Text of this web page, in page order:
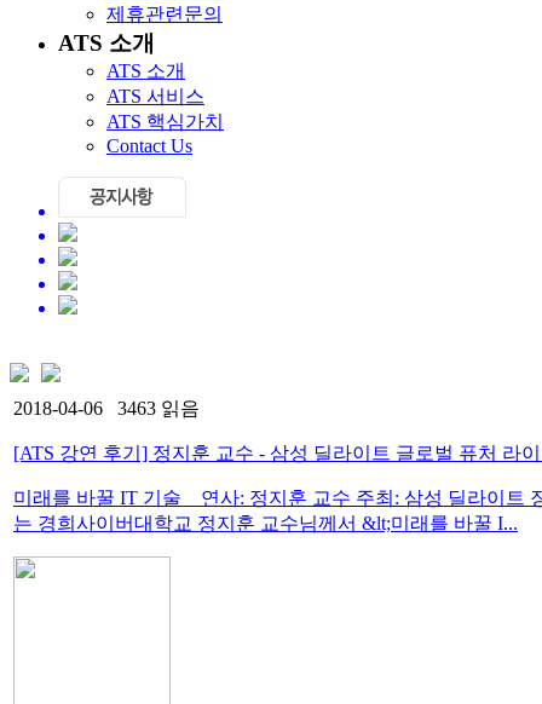
제휴관련문의
ATS 소개
ATS 소개
ATS 서비스
ATS 핵심가치
Contact Us
2018-04-06 3463 읽음
[ATS 강연 후기] 정지훈 교수 - 삼성 딜라이트 글로벌 퓨처 라
미래를 바꿀 IT 기술 연사: 정지훈 교수 주최: 삼성 딜라이트
는 경희사이버대학교 정지훈 교수님께서 &lt;미래를 바꿀 I...